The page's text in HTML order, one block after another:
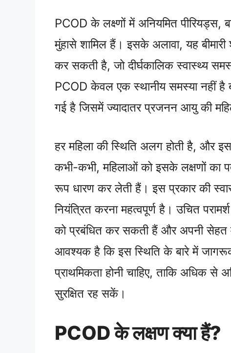
PCOD के लक्ष्णों में अनियमित पीरियड्स,
मुंहासे शामिल हैं। इसके अलावा, यह
कर सकती है, जो दीर्घकालिक स्वास्थ्य
PCOD केवल एक स्थानीय समस्या नहीं है
गई है जिसमें ज्यादातर प्रजनन आयु की
हर महिला की स्थिति अलग होती है, और
कभी-कभी, महिलाओं को इसके लक्षणों का
रूप धारण कर लेती हैं। इस प्रकार की
नियंत्रित करना महत्वपूर्ण है। उचित
को प्रबंधित कर सकती हैं और अपनी सेहत
आवश्यक है कि इस स्थिति के बारे में
प्राथमिकता होनी चाहिए, ताकि अधिक से
सुरक्षित रह सकें।
PCOD के लक्षण क्या हैं?